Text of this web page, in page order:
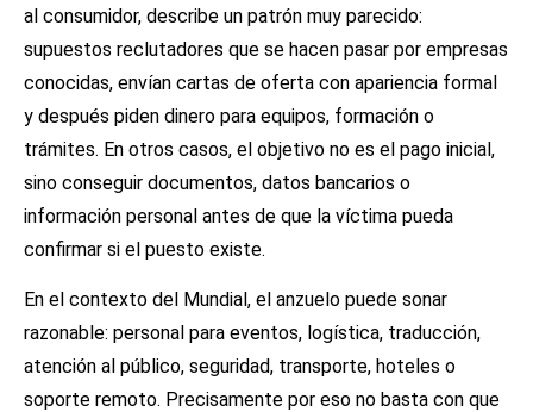
al consumidor, describe un patrón muy parecido:
supuestos reclutadores que se hacen pasar por empresas
conocidas, envían cartas de oferta con apariencia formal
y después piden dinero para equipos, formación o
trámites. En otros casos, el objetivo no es el pago inicial,
sino conseguir documentos, datos bancarios o
información personal antes de que la víctima pueda
confirmar si el puesto existe.
En el contexto del Mundial, el anzuelo puede sonar
razonable: personal para eventos, logística, traducción,
atención al público, seguridad, transporte, hoteles o
soporte remoto. Precisamente por eso no basta con que